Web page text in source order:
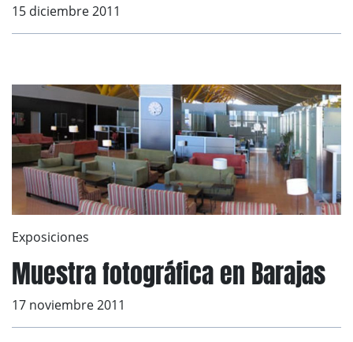
15 diciembre 2011
Exposiciones
Muestra fotográfica en Barajas
17 noviembre 2011